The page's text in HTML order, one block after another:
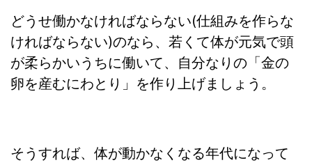
どうせ働かなければならない(仕組みを作らな
ければならない)のなら、若くて体が元気で頭
が柔らかいうちに働いて、自分なりの「金の
卵を産むにわとり」を作り上げましょう。
そうすれば、体が動かなくなる年代になって